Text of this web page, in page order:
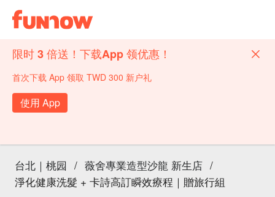
限时 3 倍送！下载App 领优惠！
首次下载 App 领取 TWD 300 新户礼
使用 App
台北｜桃园 / 薇舍專業造型沙龍 新生店 /
淨化健康洗髮 + 卡詩高訂瞬效療程｜贈旅行組